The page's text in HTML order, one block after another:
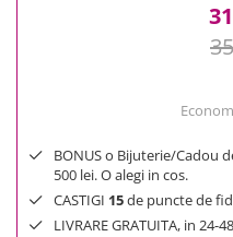
BONUS o Bijuterie/Cadou
500 lei. O alegi in cos.
CASTIGI 15de puncte de
LIVRARE GRATUITA, in 24-